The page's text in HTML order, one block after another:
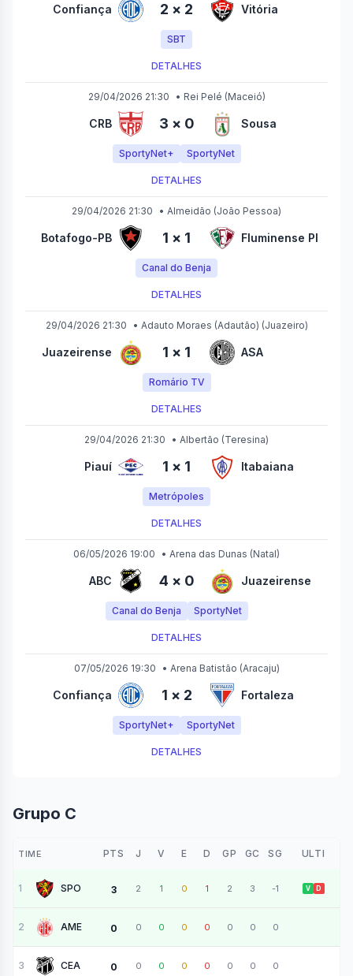
Confiança 2 × 2 Vitória
SBT
DETALHES
29/04/2026 21:30 • Rei Pelé (Maceió)
CRB 3 × 0 Sousa
SportyNet+ SportyNet
DETALHES
29/04/2026 21:30 • Almeidão (João Pessoa)
Botafogo-PB 1 × 1 Fluminense PI
Canal do Benja
DETALHES
29/04/2026 21:30 • Adauto Moraes (Adautão) (Juazeiro)
Juazeirense 1 × 1 ASA
Romário TV
DETALHES
29/04/2026 21:30 • Albertão (Teresina)
Piauí 1 × 1 Itabaiana
Metrópoles
DETALHES
06/05/2026 19:00 • Arena das Dunas (Natal)
ABC 4 × 0 Juazeirense
Canal do Benja SportyNet
DETALHES
07/05/2026 19:30 • Arena Batistão (Aracaju)
Confiança 1 × 2 Fortaleza
SportyNet+ SportyNet
DETALHES
Grupo C
TIME PTS J V E D GP GC SG ULTI
1 SPO 3 2 1 0 1 2 3 -1 V D
2 AME 0 0 0 0 0 0 0 0
3 CEA 0 0 0 0 0 0 0 0